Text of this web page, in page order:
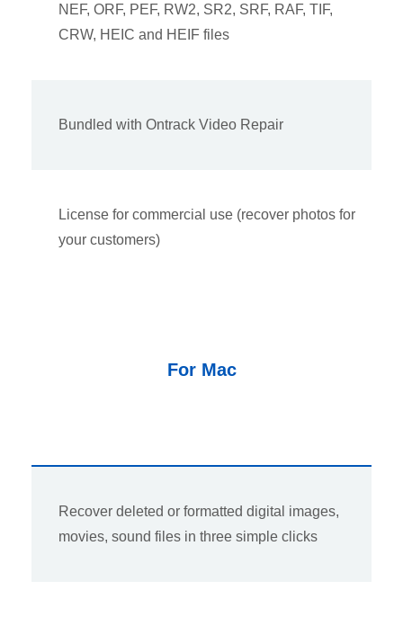
NEF, ORF, PEF, RW2, SR2, SRF, RAF, TIF,
CRW, HEIC and HEIF files
Bundled with Ontrack Video Repair
License for commercial use (recover photos for
your customers)
For Mac
Recover deleted or formatted digital images,
movies, sound files in three simple clicks